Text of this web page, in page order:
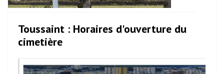
Toussaint : Horaires d'ouverture du
cimetière